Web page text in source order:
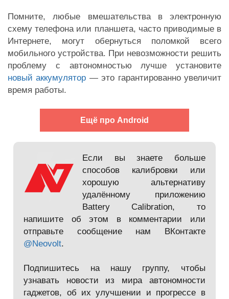
Помните, любые вмешательства в электронную
схему телефона или планшета, часто приводимые в
Интернете, могут обернуться поломкой всего
мобильного устройства. При невозможности решить
проблему с автономностью лучше установите
новый аккумулятор — это гарантированно увеличит
время работы.
Ещё про Android
Если вы знаете больше
способов калибровки или
хорошую альтернативу
удалённому приложению
Battery Calibration, то
напишите об этом в комментарии или
отправьте сообщение нам ВКонтакте
@Neovolt.
Подпишитесь на нашу группу, чтобы
узнавать новости из мира автономности
гаджетов, об их улучшении и прогрессе в